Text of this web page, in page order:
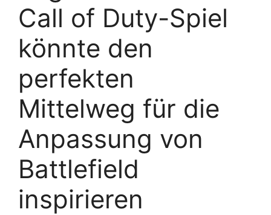
Call of Duty-Spiel
könnte den
perfekten
Mittelweg für die
Anpassung von
Battlefield
inspirieren